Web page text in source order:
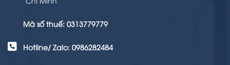
Mã số thuế: 0313779779
Hotline/ Zalo: 0986282484